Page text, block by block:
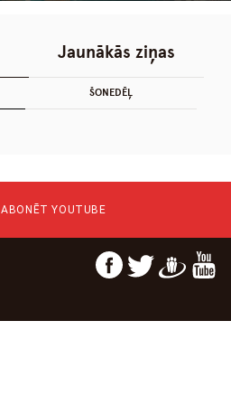
ŠONEDĒĻ
Jaunākās ziņas
ABONĒT YOUTUBE